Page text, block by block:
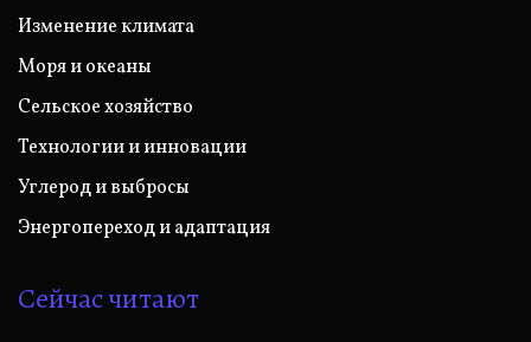
Изменение климата
Моря и океаны
Сельское хозяйство
Технологии и инновации
Углерод и выбросы
Энергопереход и адаптация
Сейчас читают